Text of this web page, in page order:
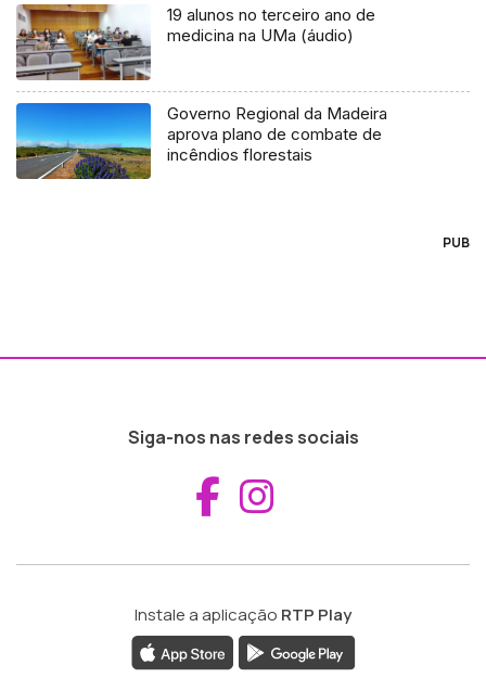
19 alunos no terceiro ano de
medicina na UMa (áudio)
Governo Regional da Madeira
aprova plano de combate de
incêndios florestais
PUB
Siga-nos nas redes sociais
Aceder ao
Instale a aplicação RTP Play